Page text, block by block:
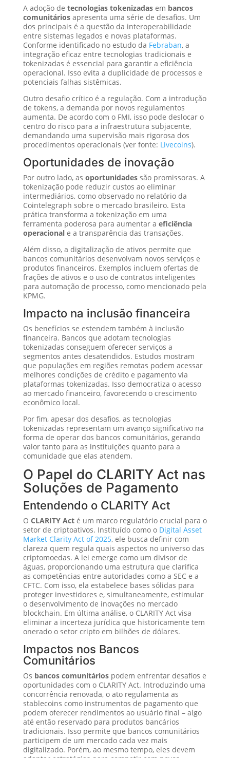
A adoção de tecnologias tokenizadasem bancos
comunitáriosapresenta uma série de desafios. Um
dos principais é a questão da interoperabilidade
entre sistemas legados e novas plataformas.
Conforme identificado no estudo da Febraban, a
integração eficaz entre tecnologias tradicionais e
tokenizadas é essencial para garantir a eficiência
operacional. Isso evita a duplicidade de processos e
potenciais falhas sistêmicas.
Outro desafio crítico é a regulação. Com a introdução
de tokens, a demanda por novos regulamentos
aumenta. De acordo com o FMI, isso pode deslocar o
centro do risco para a infraestrutura subjacente,
demandando uma supervisão mais rigorosa dos
procedimentos operacionais (ver fonte: Livecoins).
Oportunidades de inovação
Por outro lado, as oportunidadessão promissoras. A
tokenização pode reduzir custos ao eliminar
intermediários, como observado no relatório da
Cointelegraph sobre o mercado brasileiro. Esta
prática transforma a tokenização em uma
ferramenta poderosa para aumentar a eficiência
operacionale a transparência das transações.
Além disso, a digitalização de ativos permite que
bancos comunitários desenvolvam novos serviços e
produtos financeiros. Exemplos incluem ofertas de
frações de ativos e o uso de contratos inteligentes
para automação de processo, como mencionado pela
KPMG.
Impacto na inclusão financeira
Os benefícios se estendem também à inclusão
financeira. Bancos que adotam tecnologias
tokenizadas conseguem oferecer serviços a
segmentos antes desatendidos. Estudos mostram
que populações em regiões remotas podem acessar
melhores condições de crédito e pagamento via
plataformas tokenizadas. Isso democratiza o acesso
ao mercado financeiro, favorecendo o crescimento
econômico local.
Por fim, apesar dos desafios, as tecnologias
tokenizadas representam um avanço significativo na
forma de operar dos bancos comunitários, gerando
valor tanto para as instituições quanto para a
comunidade que elas atendem.
O Papel do CLARITY Act nas
Soluções de Pagamento
Entendendo o CLARITY Act
O CLARITY Acté um marco regulatório crucial para o
setor de criptoativos. Instituído como o Digital Asset
Market Clarity Act of 2025, ele busca definir com
clareza quem regula quais aspectos no universo das
criptomoedas. A lei emerge como um divisor de
águas, proporcionando uma estrutura que clarifica
as competências entre autoridades como a SEC e a
CFTC. Com isso, ela estabelece bases sólidas para
proteger investidores e, simultaneamente, estimular
o desenvolvimento de inovações no mercado
blockchain. Em última análise, o CLARITY Act visa
eliminar a incerteza jurídica que historicamente tem
onerado o setor cripto em bilhões de dólares.
Impactos nos Bancos
Comunitários
Os bancos comunitáriospodem enfrentar desafios e
oportunidades com o CLARITY Act. Introduzindo uma
concorrência renovada, o ato regulamenta as
stablecoins como instrumentos de pagamento que
podem oferecer rendimentos ao usuário final – algo
até então reservado para produtos bancários
tradicionais. Isso permite que bancos comunitários
participem de um mercado cada vez mais
digitalizado. Porém, ao mesmo tempo, eles devem